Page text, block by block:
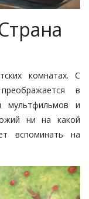
комнатах. С
в
мультфильмов и
ни на какой
вспоминать на